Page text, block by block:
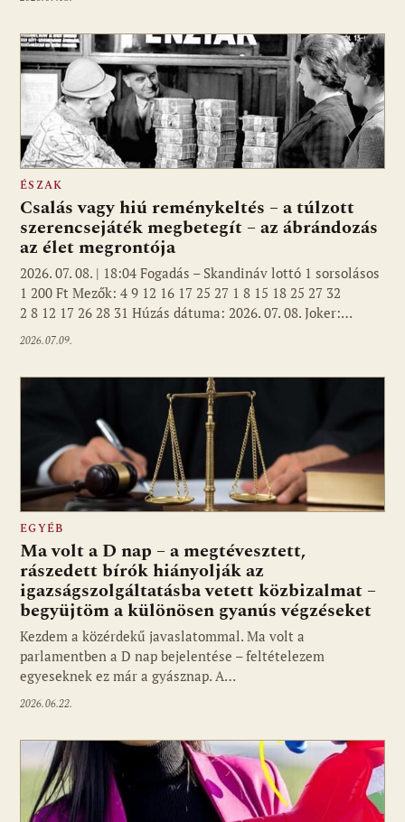
ÉSZAK
Csalás vagy hiú reménykeltés – a túlzott
szerencsejáték megbetegít – az ábrándozás
az élet megrontója
2026. 07. 08. | 18:04 Fogadás – Skandináv lottó 1 sorsolásos
1 200 Ft Mezők: 4 9 12 16 17 25 27 1 8 15 18 25 27 32
2 8 12 17 26 28 31 Húzás dátuma: 2026. 07. 08. Joker:…
2026.07.09.
EGYÉB
Ma volt a D nap – a megtévesztett,
rászedett bírók hiányolják az
igazságszolgáltatásba vetett közbizalmat –
begyüjtöm a különösen gyanús végzéseket
Kezdem a közérdekű javaslatommal. Ma volt a
parlamentben a D nap bejelentése – feltételezem
egyeseknek ez már a gyásznap. A…
2026.06.22.